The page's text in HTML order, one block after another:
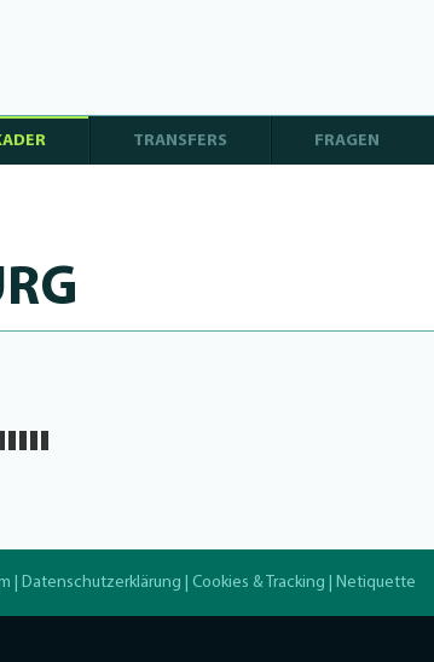
TRANSFERS FRAGEN
Datenschutzerklärung Cookies & Tracking Netiquette